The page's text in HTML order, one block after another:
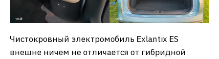
Чистокровный электромобиль Exlantix ES
внешне ничем не отличается от гибридной